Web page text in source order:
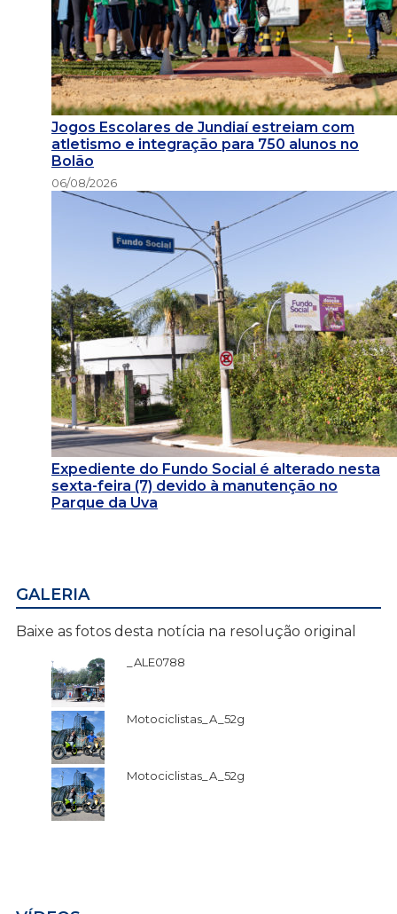
Jogos Escolares de Jundiaí estreiam com
atletismo e integração para 750 alunos no
Bolão
06/08/2026
Expediente do Fundo Social é alterado nesta
sexta-feira (7) devido à manutenção no
Parque da Uva
GALERIA
Baixe as fotos desta notícia na resolução original
_ALE0788
Motociclistas_A_52g
Motociclistas_A_52g